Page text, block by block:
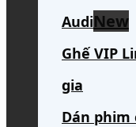
Audi
Ghế VIP
gia
Dán phim